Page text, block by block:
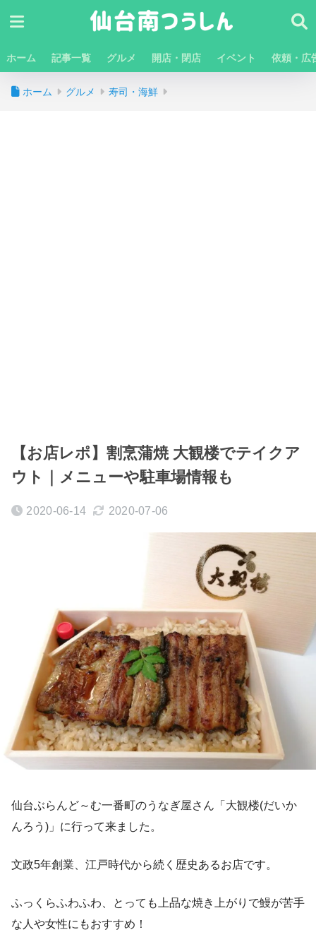
ホーム 記事一覧 グルメ 開店・閉店 イベント 依頼・広
ホーム グルメ 寿司・海鮮
【お店レポ】割烹蒲焼 大観楼でテイクア
ウト｜メニューや駐車場情報も
2020-06-14 2020-07-06
仙台ぶらんど～む一番町のうなぎ屋さん「大観楼(だいか
んろう)」に行って来ました。
文政5年創業、江戸時代から続く歴史あるお店です。
ふっくらふわふわ、とっても上品な焼き上がりで鰻が苦手
な人や女性にもおすすめ！